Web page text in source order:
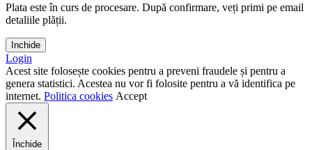
Plata este în curs de procesare. După confirmare, veți primi pe email
detaliile plății.
Inchide
Login
Acest site folosește cookies pentru a preveni fraudele și pentru a
genera statistici. Acestea nu vor fi folosite pentru a vă identifica pe
internet. Politica cookies Accept
Închide